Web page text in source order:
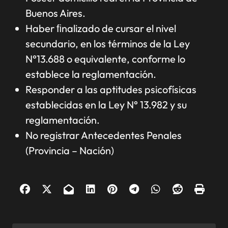
Buenos Aires.
Haber ﬁnalizado de cursar el nivel
secundario, en los términos de la Ley
N°13.688 o equivalente, conforme lo
establece la reglamentación.
Responder a las aptitudes psicofísicas
establecidas en la Ley N° 13.982 y su
reglamentación.
No registrar Antecedentes Penales
(Provincia – Nación)